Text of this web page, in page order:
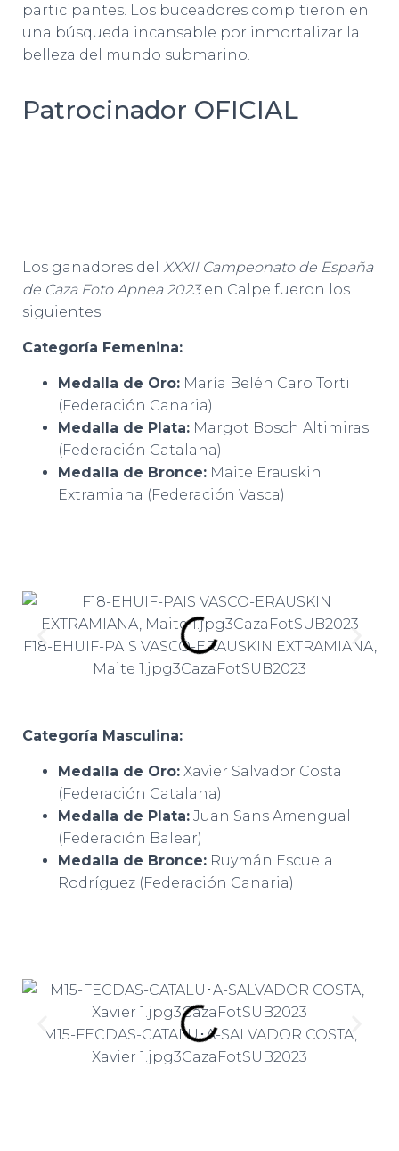
participantes. Los buceadores compitieron en
una búsqueda incansable por inmortalizar la
belleza del mundo submarino.
Patrocinador OFICIAL
Los ganadores del XXXII Campeonato de España
de Caza Foto Apnea 2023en Calpe fueron los
siguientes:
Categoría Femenina:
Medalla de Oro: María Belén Caro Torti
(Federación Canaria)
Medalla de Plata: Margot Bosch Altimiras
(Federación Catalana)
Medalla de Bronce: Maite Erauskin
Extramiana (Federación Vasca)
F18-EHUIF-PAIS VASCO-ERAUSKIN EXTRAMIANA,
Maite 1.jpg3CazaFotSUB2023
Categoría Masculina:
Medalla de Oro: Xavier Salvador Costa
(Federación Catalana)
Medalla de Plata: Juan Sans Amengual
(Federación Balear)
Medalla de Bronce: Ruymán Escuela
Rodríguez (Federación Canaria)
M15-FECDAS-CATALU･A-SALVADOR COSTA,
Xavier 1.jpg3CazaFotSUB2023